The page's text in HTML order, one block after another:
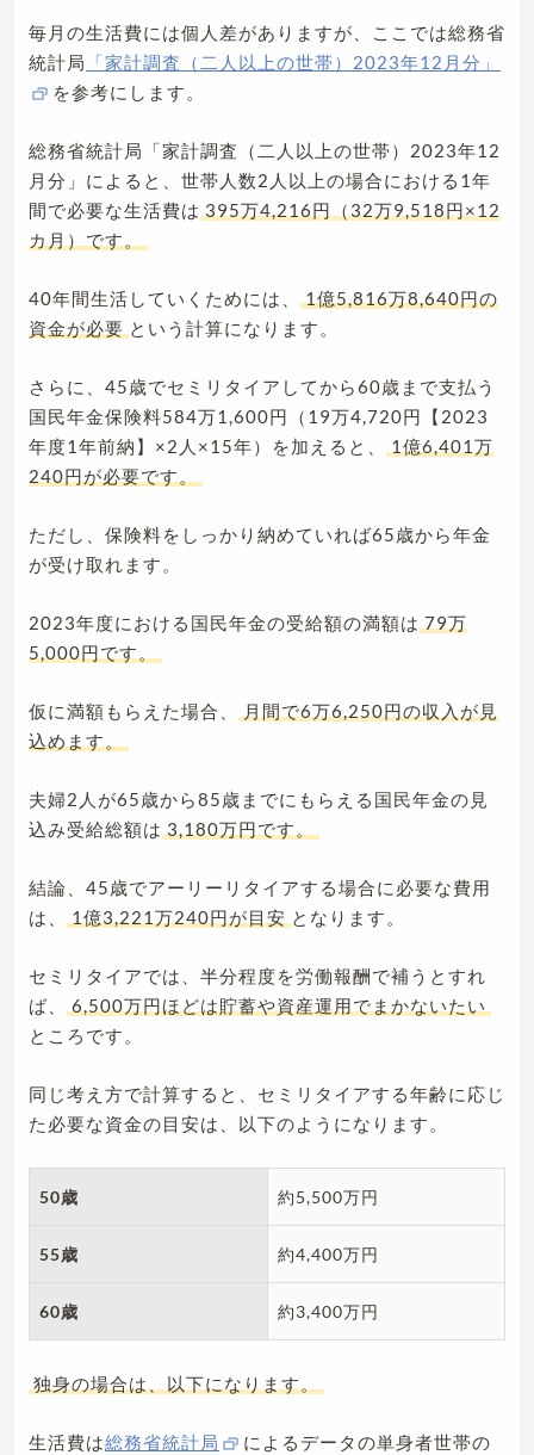
毎月の生活費には個人差がありますが、ここでは総務省
統計局
「家計調査（二人以上の世帯）2023年12月分」
を参考にします。
総務省統計局「家計調査（二人以上の世帯）2023年12
月分」によると、世帯人数2人以上の場合における1年
間で必要な生活費は 395万4,216円（32万9,518円×12
カ月）です。
40年間生活していくためには、
1億5,816万8,640円の
資金が必要 という計算になります。
さらに、45歳でセミリタイアしてから60歳まで支払う
国民年金保険料584万1,600円（19万4,720円【2023
年度1年前納】×2人×15年）を加えると、
1億6,401万
240円が必要です。
ただし、保険料をしっかり納めていれば65歳から年金
が受け取れます。
2023年度における国民年金の受給額の満額は 79万
5,000円です。
仮に満額もらえた場合、
月間で6万6,250円の収入が見
込めます。
夫婦2人が65歳から85歳までにもらえる国民年金の見
込み受給総額は 3,180万円です。
結論、45歳でアーリーリタイアする場合に必要な費用
は、
1億3,221万240円が目安 となります。
セミリタイアでは、半分程度を労働報酬で補うとすれ
ば、
6,500万円ほどは貯蓄や資産運用でまかないたい
ところです。
同じ考え方で計算すると、セミリタイアする年齢に応じ
た必要な資金の目安は、以下のようになります。
50歳 約5,500万円
55歳 約4,400万円
60歳 約3,400万円
独身の場合は、以下になります。
生活費は総務省統計局
によるデータの単身者世帯の